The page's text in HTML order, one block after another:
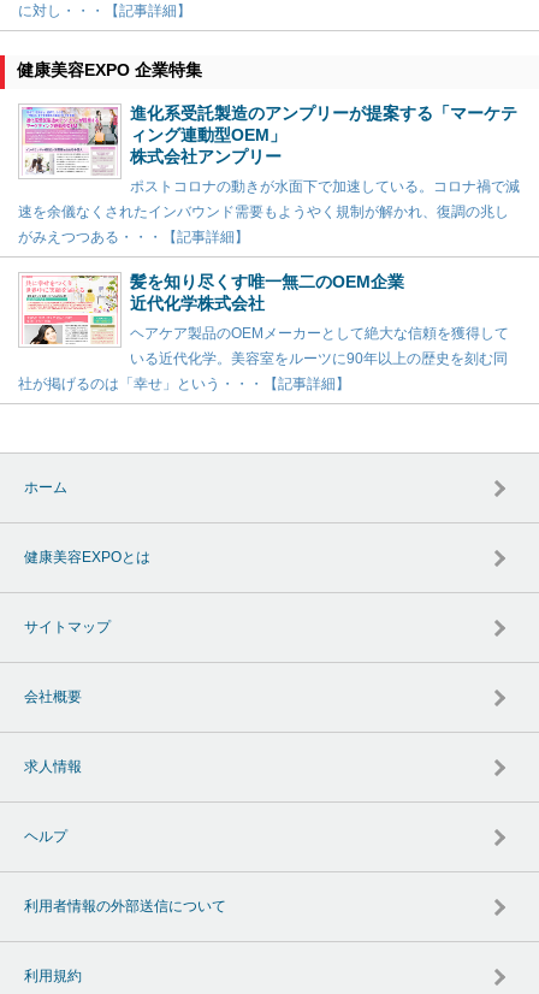
に対し・・・【記事詳細】
健康美容EXPO 企業特集
進化系受託製造のアンプリーが提案する「マーケテ
ィング連動型OEM」
株式会社アンプリー
ポストコロナの動きが水面下で加速している。コロナ禍で減
速を余儀なくされたインバウンド需要もようやく規制が解かれ、復調の兆し
がみえつつある・・・【記事詳細】
髪を知り尽くす唯一無二のOEM企業
近代化学株式会社
ヘアケア製品のOEMメーカーとして絶大な信頼を獲得して
いる近代化学。美容室をルーツに90年以上の歴史を刻む同
社が掲げるのは「幸せ」という・・・【記事詳細】
ホーム
健康美容EXPOとは
サイトマップ
会社概要
求人情報
ヘルプ
利用者情報の外部送信について
利用規約